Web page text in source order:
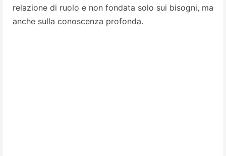
relazione di ruolo e non fondata solo sui bisogni, ma
anche sulla conoscenza profonda.